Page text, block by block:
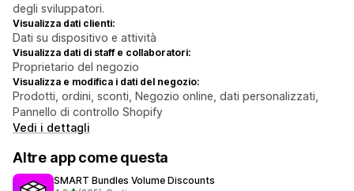
degli sviluppatori.
Visualizza dati clienti:
Dati su dispositivo e attività
Visualizza dati di staff e collaboratori:
Proprietario del negozio
Visualizza e modifica i dati del negozio:
Prodotti, ordini, sconti, Negozio online, dati personalizzati,
Pannello di controllo Shopify
Vedi i dettagli
Altre app come questa
SMART Bundles Volume Discounts